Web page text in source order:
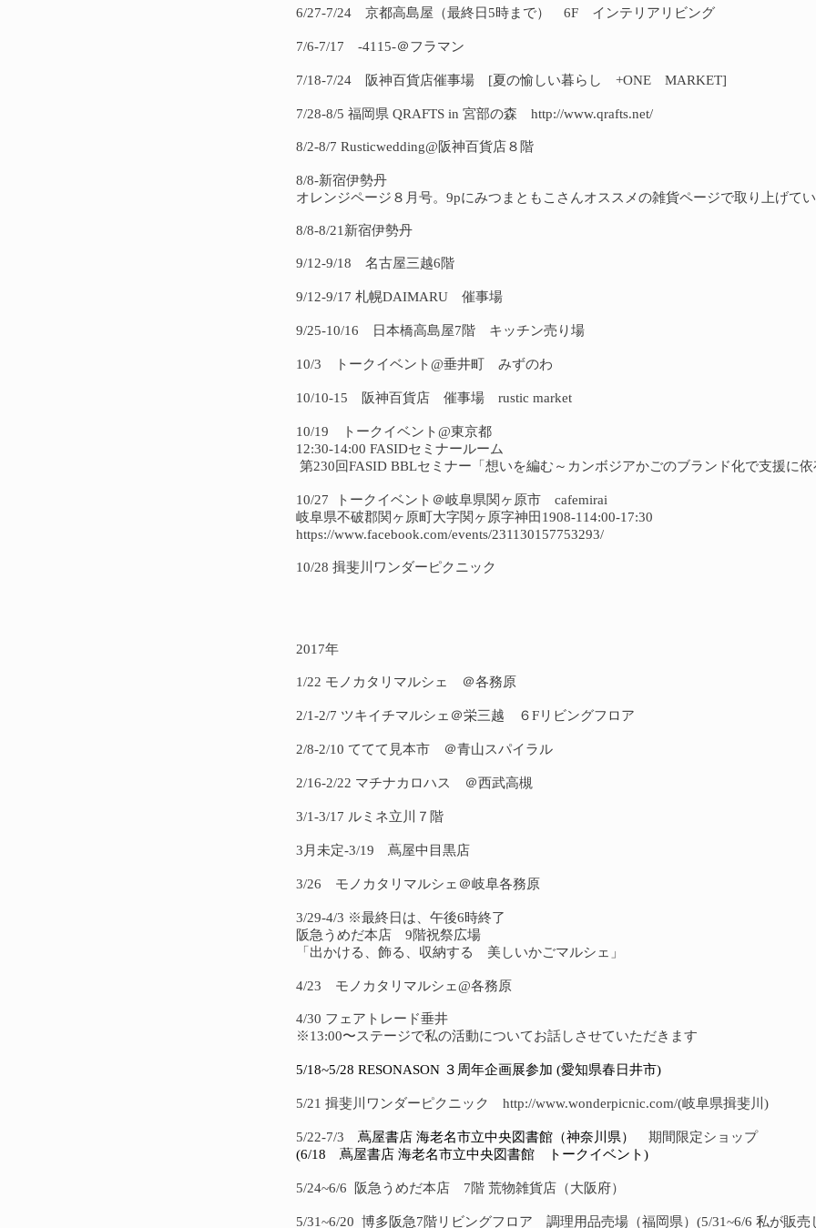
6/27-7/24 京都高島屋（最終日5時まで） 6F インテリアリビング
7/6-7/17 -4115-＠フラマン
7/18-7/24 阪神百貨店催事場 [夏の愉しい暮らし +ONE MARKET]
7/28-8/5 福岡県 QRAFTS in 宮部の森 http://www.qrafts.net/
8/2-8/7 Rusticwedding@阪神百貨店８階
8/8-新宿伊勢丹
オレンジページ８月号。9pにみつまともこさんオススメの雑貨ページで取り上げて
8/8-8/21新宿伊勢丹
9/12-9/18 名古屋三越6階
9/12-9/17 札幌DAIMARU 催事場
9/25-10/16 日本橋高島屋7階 キッチン売り場
10/3 トークイベント@垂井町 みずのわ
10/10-15 阪神百貨店 催事場 rustic market
10/19 トークイベント@東京都
12:30-14:00 FASIDセミナールーム
第230回FASID BBLセミナー「想いを編む～カンボジアかごのブランド化で支援に
10/27 トークイベント＠岐阜県関ヶ原市 cafemirai
岐阜県不破郡関ヶ原町大字関ヶ原字神田1908-114:00-17:30
https://www.facebook.com/events/231130157753293/
10/28 揖斐川ワンダーピクニック
2017年
1/22 モノカタリマルシェ ＠各務原
2/1-2/7 ツキイチマルシェ＠栄三越 ６Fリビングフロア
2/8-2/10 ててて見本市 ＠青山スパイラル
2/16-2/22 マチナカロハス ＠西武高槻
3/1-3/17 ルミネ立川７階
3月未定-3/19 蔦屋中目黒店
3/26 モノカタリマルシェ＠岐阜各務原
3/29-4/3 ※最終日は、午後6時終了
阪急うめだ本店 9階祝祭広場
「出かける、飾る、収納する 美しいかごマルシェ」
4/23 モノカタリマルシェ@各務原
4/30 フェアトレード垂井
※13:00〜ステージで私の活動についてお話しさせていただきます
5/18~5/28 RESONASON ３周年企画展参加 (愛知県春日井市)
5/21 揖斐川ワンダーピクニック http://www.wonderpicnic.com/(岐阜県揖斐川)
5/22-7/3 蔦屋書店 海老名市立中央図書館（神奈川県）
期間限定ショップ
(6/18 蔦屋書店 海老名市立中央図書館 トークイベント)
5/24~6/6 阪急うめだ本店 7階 荒物雑貨店（大阪府）
5/31~6/20 博多阪急7階リビングフロア 調理用品売場（福岡県）(5/31~6/6 私が販売